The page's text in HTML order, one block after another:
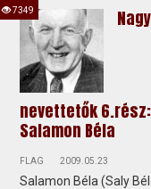
Nagy
nevettetők 6.rész:
Salamon Béla
FLAG 2009.05.23
Salamon Béla (Saly
7349